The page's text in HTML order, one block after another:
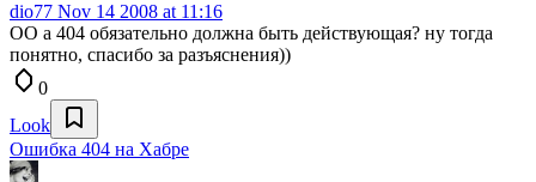
dio77 Nov 14 2008 at 11:16
OO а 404 обязательно должна быть действующая? ну тогда
понятно, спасибо за разъяснения))
0
Look
Ошибка 404 на Хабре